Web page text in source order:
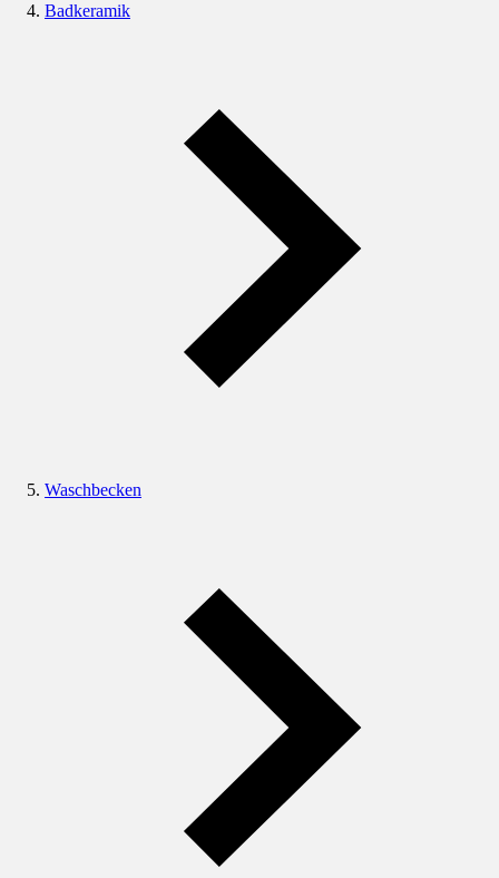
Badkeramik
Waschbecken